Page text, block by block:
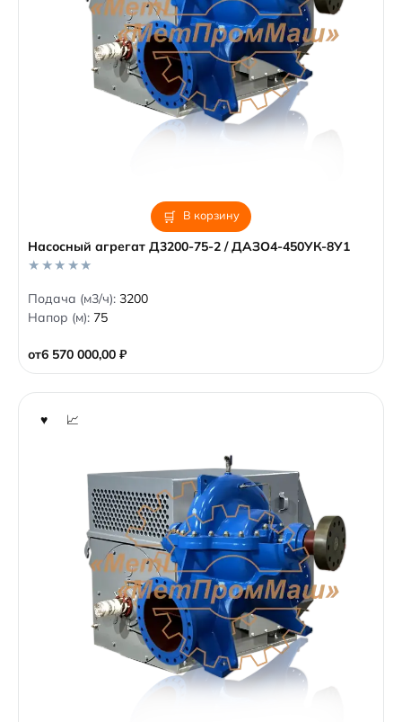
В корзину
Насосный агрегат Д3200-75-2 / ДАЗО4-450УК-8У1
от6 570 000,00 ₽
0
o
u
f
5
Подача (м3/ч): 3200
Напор (м): 75